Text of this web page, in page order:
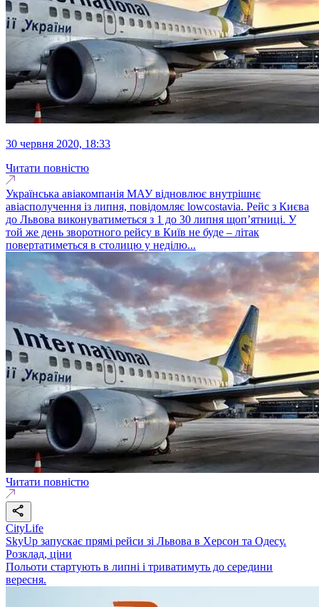
30 червня 2020, 18:33
Читати повністю
Українська авіакомпанія МАУ відновлює внутрішнє
авіасполучення із липня, повідомляє lowcostavia. Рейс з Києва
до Львова виконуватиметься з 1 до 30 липня щоп’ятниці. У
той же день зворотного рейсу в Київ не буде – літак
повертатиметься в столицю у неділю...
Читати повністю
CityLife
SkyUp запускає прямі рейси зі Львова в Херсон та Одесу.
Розклад, ціни
Польоти стартують в липні і триватимуть до середини
вересня.